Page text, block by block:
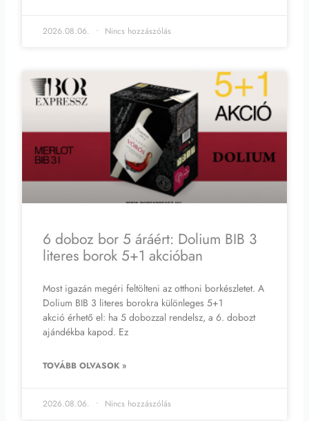
2026.08.06. Nincs hozzászólás
6 doboz bor 5 áráért: Dolium BIB 3
literes borok 5+1 akcióban
Most igazán megéri feltölteni az otthoni borkészletet. A
Dolium BIB 3 literes borokra különleges 5+1
akció érhető el: ha 5 dobozzal rendelsz, a 6. dobozt
ajándékba kapod. Ez
TOVÁBB OLVASOK »
2026.08.06. Nincs hozzászólás